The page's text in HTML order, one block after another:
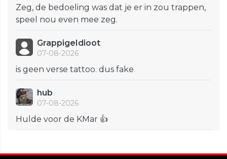
Zeg, de bedoeling was dat je er in zou trappen,
speel nou even mee zeg.
GrappigeIdioot
07-08-2026
is geen verse tattoo. dus fake
hub
07-08-2026
Hulde voor de KMar 👍